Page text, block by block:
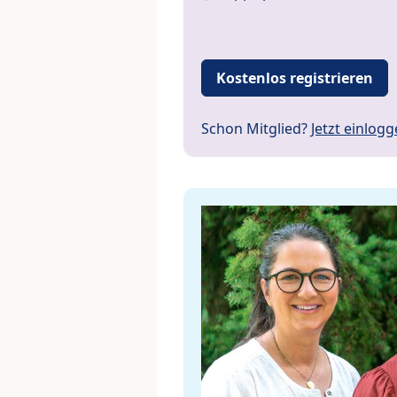
Kostenlos registrieren
Schon Mitglied? Jetzt